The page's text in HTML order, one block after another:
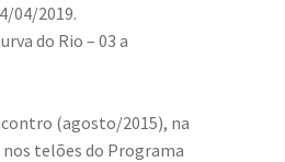
04/2019.
do Rio – 03 a
(agosto/2015), na
telões do Programa